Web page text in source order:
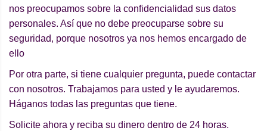
nos preocupamos sobre la confidencialidad sus datos
personales. Así que no debe preocuparse sobre su
seguridad, porque nosotros ya nos hemos encargado de
ello
Por otra parte, si tiene cualquier pregunta, puede contactar
con nosotros. Trabajamos para usted y le ayudaremos.
Háganos todas las preguntas que tiene.
Solicite ahora y reciba su dinero dentro de 24 horas.